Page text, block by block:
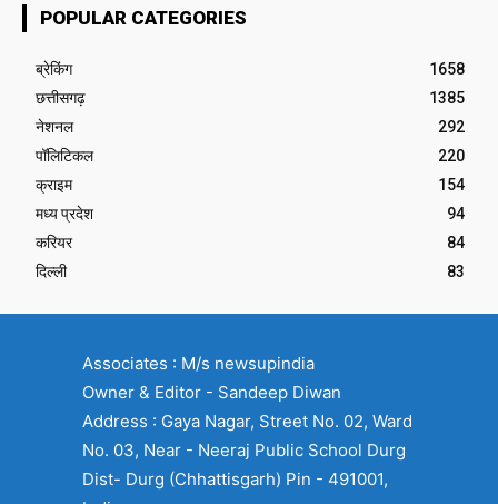
POPULAR CATEGORIES
ब्रेकिंग
1658
छत्तीसगढ़
1385
नेशनल
292
पॉलिटिकल
220
क्राइम
154
मध्य प्रदेश
94
करियर
84
दिल्ली
83
Associates : M/s newsupindia
Owner & Editor - Sandeep Diwan
Address : Gaya Nagar, Street No. 02, Ward
No. 03, Near - Neeraj Public School Durg
Dist- Durg (Chhattisgarh) Pin - 491001,